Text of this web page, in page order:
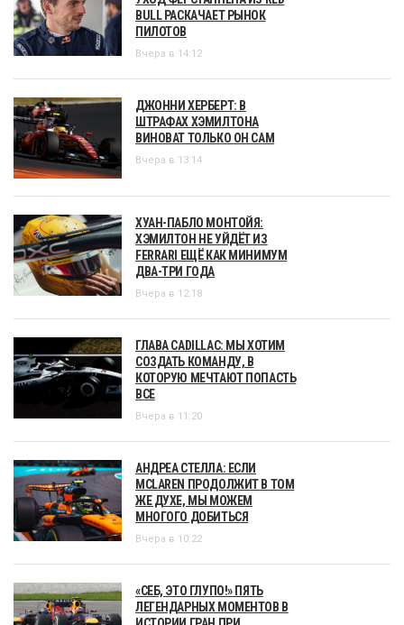
BULL РАСКАЧАЕТ РЫНОК
ПИЛОТОВ
Вчера в 14:12
ДЖОННИ ХЕРБЕРТ: В
ШТРАФАХ ХЭМИЛТОНА
ВИНОВАТ ТОЛЬКО ОН САМ
Вчера в 13:14
ХУАН-ПАБЛО МОНТОЙЯ:
ХЭМИЛТОН НЕ УЙДЁТ ИЗ
FERRARI ЕЩЁ КАК МИНИМУМ
ДВА-ТРИ ГОДА
Вчера в 12:18
ГЛАВА CADILLAC: МЫ ХОТИМ
СОЗДАТЬ КОМАНДУ, В
КОТОРУЮ МЕЧТАЮТ ПОПАСТЬ
ВСЕ
Вчера в 11:20
АНДРЕА СТЕЛЛА: ЕСЛИ
MCLAREN ПРОДОЛЖИТ В ТОМ
ЖЕ ДУХЕ, МЫ МОЖЕМ
МНОГОГО ДОБИТЬСЯ
Вчера в 10:22
«СЕБ, ЭТО ГЛУПО!» ПЯТЬ
ЛЕГЕНДАРНЫХ МОМЕНТОВ В